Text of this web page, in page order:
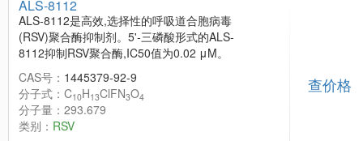
ALS-8112
ALS-8112是高效,选择性的呼吸道合胞病毒
(RSV)聚合酶抑制剂。5'-三磷酸形式的ALS-
8112抑制RSV聚合酶,IC50值为0.02 μM。
CAS号： 1445379-92-9
分子式：C10H13ClFN3O4
分子量：293.679
类别： RSV
查价格